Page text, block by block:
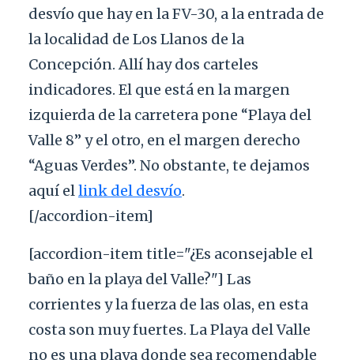
desvío que hay en la FV-30, a la entrada de
la localidad de Los Llanos de la
Concepción. Allí hay dos carteles
indicadores. El que está en la margen
izquierda de la carretera pone “Playa del
Valle 8” y el otro, en el margen derecho
“Aguas Verdes”. No obstante, te dejamos
aquí ellink del desvío.
[/accordion-item]
[accordion-item title="¿Es aconsejable el
baño en la playa del Valle?"] Las
corrientes y la fuerza de las olas, en esta
costa son muy fuertes. La Playa del Valle
no es una playa donde sea recomendable